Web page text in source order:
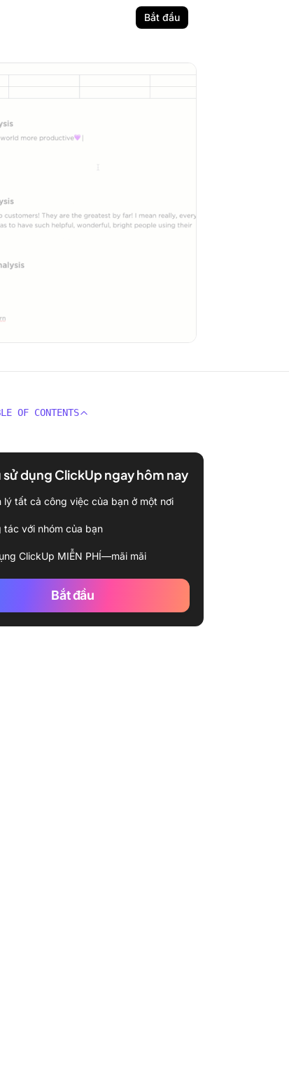
Bắt đầu
OF CONTENTS
sử dụng ClickUp ngay hôm nay
lý tất cả công việc của bạn ở một nơi
tác với nhóm của bạn
ClickUp MIỄN PHÍ—mãi mãi
Bắt đầu